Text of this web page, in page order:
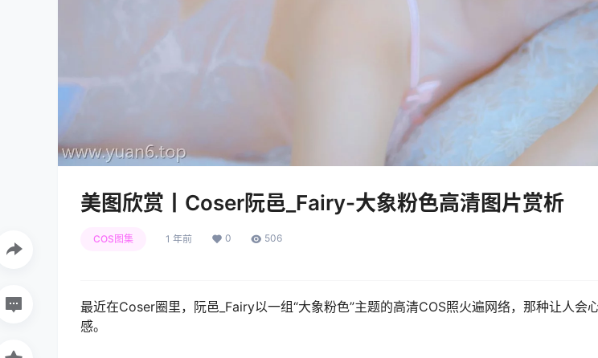
美图欣赏丨Coser阮邑_Fairy-大象粉色高清图片赏析
COS图集 1 年前 0 506
最近在Coser圈里，阮邑_Fairy以一组“大象粉色”主题的高清COS照火遍网络，那种让人会
感。